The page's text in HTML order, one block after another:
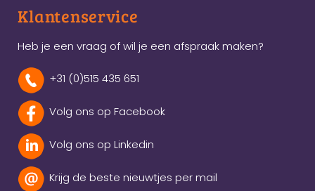
Klantenservice
Heb je een vraag of wil je een afspraak maken?
+31 (0)515 435 651
Volg ons op Facebook
Volg ons op Linkedin
Krijg de beste nieuwtjes per mail